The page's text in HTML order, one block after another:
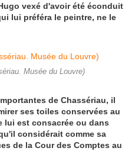
vexé d'avoir été éconduit
lui préféra le peintre, ne le
Musée du Louvre)
de Chassériau, il
ses toiles conservées au
lui est consacrée ou dans
considérait comme sa
de la Cour des Comptes au